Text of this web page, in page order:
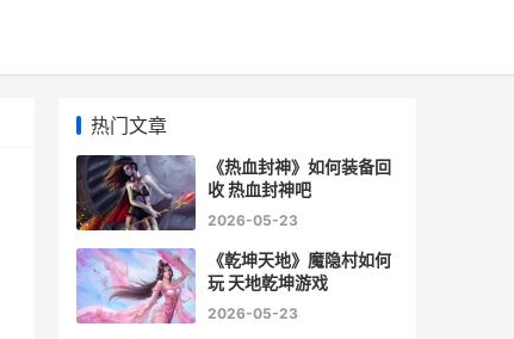
热门文章
《热血封神》如何装备回
收 热血封神吧
2026-05-23
《乾坤天地》魔隐村如何
玩 天地乾坤游戏
2026-05-23